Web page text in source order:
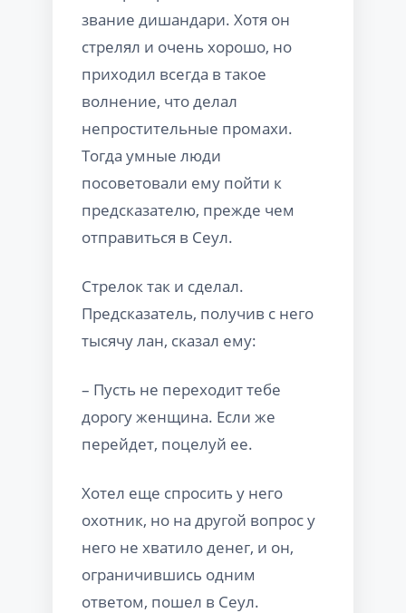
звание дишандари. Хотя он
стрелял и очень хорошо, но
приходил всегда в такое
волнение, что делал
непростительные промахи.
Тогда умные люди
посоветовали ему пойти к
предсказателю, прежде чем
отправиться в Сеул.
Стрелок так и сделал.
Предсказатель, получив с него
тысячу лан, сказал ему:
– Пусть не переходит тебе
дорогу женщина. Если же
перейдет, поцелуй ее.
Хотел еще спросить у него
охотник, но на другой вопрос у
него не хватило денег, и он,
ограничившись одним
ответом, пошел в Сеул.